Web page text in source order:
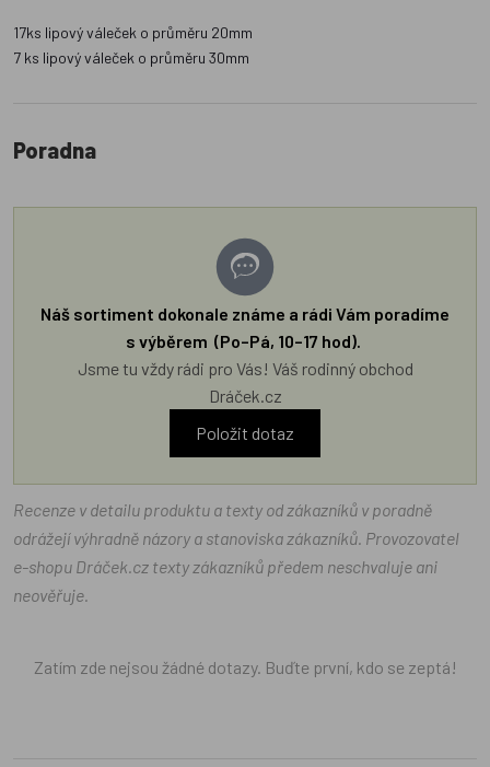
17ks lipový váleček o průměru 20mm
7 ks lipový váleček o průměru 30mm
Poradna
Náš sortiment dokonale známe a rádi Vám poradíme
s výběrem (Po–Pá, 10–17 hod).
Jsme tu vždy rádi pro Vás! Váš rodinný obchod
Dráček.cz
Položit dotaz
Recenze v detailu produktu a texty od zákazníků v poradně
odrážejí výhradně názory a stanoviska zákazníků. Provozovatel
e-shopu Dráček.cz texty zákazníků předem neschvaluje ani
neověřuje.
Zatím zde nejsou žádné dotazy. Buďte první, kdo se zeptá!